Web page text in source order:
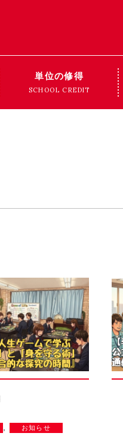
単位の修得
SCHOOL CREDIT
お知らせ